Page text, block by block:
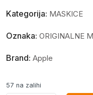
Kategorija: MASKICE
Oznaka: ORIGINALNE
Brand: Apple
57 na zalihi